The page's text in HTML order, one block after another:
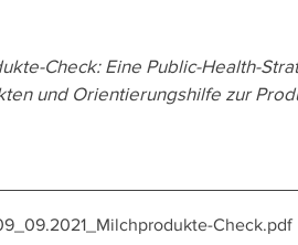
Check: Eine Public-Health-
und Orientierungshilfe zur
Check.pdf